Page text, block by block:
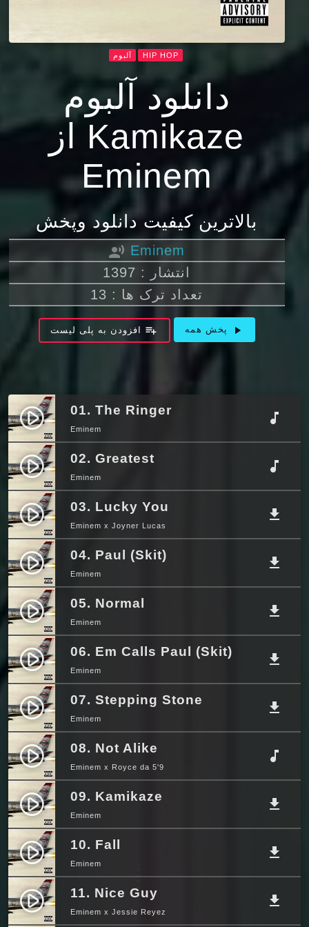
HIP HOP آلبوم
دانلود آلبوم
Kamikaze از
Eminem
بالاترین کیفیت دانلود وپخش
record_voice_over Eminem
انتشار : 1397
تعداد ترک ها : 13
play_arrow پخش همه playlist_add افزودن به پلی لیست
play_circle_filled 01. The Ringer
Eminem
music_note
play_circle_filled 02. Greatest
Eminem
music_note
play_circle_filled 03. Lucky You
Eminem x Joyner Lucas
file_download
play_circle_filled 04. Paul (Skit)
Eminem
file_download
play_circle_filled 05. Normal
Eminem
file_download
play_circle_filled 06. Em Calls Paul (Skit)
Eminem
file_download
play_circle_filled 07. Stepping Stone
Eminem
file_download
play_circle_filled 08. Not Alike
Eminem x Royce da 5'9
music_note
play_circle_filled 09. Kamikaze
Eminem
file_download
play_circle_filled 10. Fall
Eminem
file_download
play_circle_filled 11. Nice Guy
Eminem x Jessie Reyez
file_download